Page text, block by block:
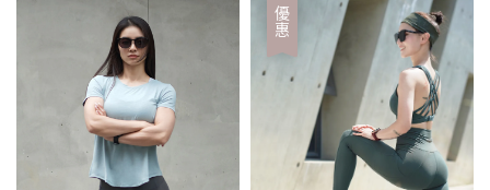
優惠